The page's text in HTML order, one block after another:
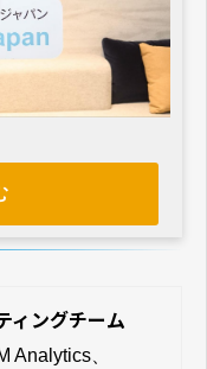
ィングチーム
Analytics、